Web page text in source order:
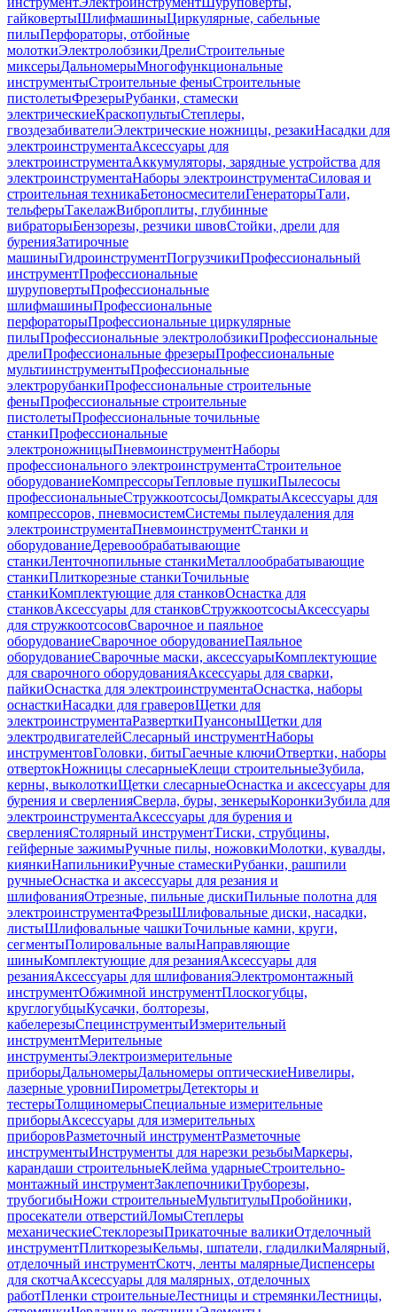
гайковертыШлифмашиныЦиркулярные, сабельные
пилыПерфораторы, отбойные
молоткиЭлектролобзикиДрелиСтроительные
миксерыДальномерыМногофункциональные
инструментыСтроительные феныСтроительные
пистолетыФрезерыРубанки, стамески
электрическиеКраскопультыСтеплеры,
гвоздезабивателиЭлектрические ножницы, резакиНасадки для
электроинструментаАксессуары для
электроинструментаАккумуляторы, зарядные устройства для
электроинструментаНаборы электроинструментаСиловая и
строительная техникаБетоносмесителиГенераторыТали,
тельферыТакелажВиброплиты, глубинные
вибраторыБензорезы, резчики швовСтойки, дрели для
буренияЗатирочные
машиныГидроинструментПогрузчикиПрофессиональный
инструментПрофессиональные
шуруповертыПрофессиональные
шлифмашиныПрофессиональные
перфораторыПрофессиональные циркулярные
пилыПрофессиональные электролобзикиПрофессиональные
дрелиПрофессиональные фрезерыПрофессиональные
мультиинструментыПрофессиональные
электрорубанкиПрофессиональные строительные
феныПрофессиональные строительные
пистолетыПрофессиональные точильные
станкиПрофессиональные
электроножницыПневмоинструментНаборы
профессионального электроинструментаСтроительное
оборудованиеКомпрессорыТепловые пушкиПылесосы
профессиональныеСтружкоотсосыДомкратыАксессуары для
компрессоров, пневмосистемСистемы пылеудаления для
электроинструментаПневмоинструментСтанки и
оборудованиеДеревообрабатывающие
станкиЛенточнопильные станкиМеталлообрабатывающие
станкиПлиткорезные станкиТочильные
станкиКомплектующие для станковОснастка для
станковАксессуары для станковСтружкоотсосыАксессуары
для стружкоотсосовСварочное и паяльное
оборудованиеСварочное оборудованиеПаяльное
оборудованиеСварочные маски, аксессуарыКомплектующие
для сварочного оборудованияАксессуары для сварки,
пайкиОснастка для электроинструментаОснастка, наборы
оснасткиНасадки для граверовЩетки для
электроинструментаРазверткиПуансоныЩетки для
электродвигателейСлесарный инструментНаборы
инструментовГоловки, битыГаечные ключиОтвертки, наборы
отвертокНожницы слесарныеКлещи строительныеЗубила,
керны, выколоткиЩетки слесарныеОснастка и аксессуары для
бурения и сверленияСверла, буры, зенкерыКоронкиЗубила для
электроинструментаАксессуары для бурения и
сверленияСтолярный инструментТиски, струбцины,
гейферные зажимыРучные пилы, ножовкиМолотки, кувалды,
киянкиНапильникиРучные стамескиРубанки, рашпили
ручныеОснастка и аксессуары для резания и
шлифованияОтрезные, пильные дискиПильные полотна для
электроинструментаФрезыШлифовальные диски, насадки,
листыШлифовальные чашкиТочильные камни, круги,
сегментыПолировальные валыНаправляющие
шиныКомплектующие для резанияАксессуары для
резанияАксессуары для шлифованияЭлектромонтажный
инструментОбжимной инструментПлоскогубцы,
круглогубцыКусачки, болторезы,
кабелерезыСпецинструментыИзмерительный
инструментМерительные
инструментыЭлектроизмерительные
приборыДальномерыДальномеры оптическиеНивелиры,
лазерные уровниПирометрыДетекторы и
тестерыТолщиномерыСпециальные измерительные
приборыАксессуары для измерительных
приборовРазметочный инструментРазметочные
инструментыИнструменты для нарезки резьбыМаркеры,
карандаши строительныеКлейма ударныеСтроительно-
монтажный инструментЗаклепочникиТруборезы,
трубогибыНожи строительныеМультитулыПробойники,
просекатели отверстийЛомыСтеплеры
механическиеСтеклорезыПрикаточные валикиОтделочный
инструментПлиткорезыКельмы, шпатели, гладилкиМалярный,
отделочный инструментСкотч, ленты малярныеДиспенсеры
для скотчаАксессуары для малярных, отделочных
работПленки строительныеЛестницы и стремянкиЛестницы,